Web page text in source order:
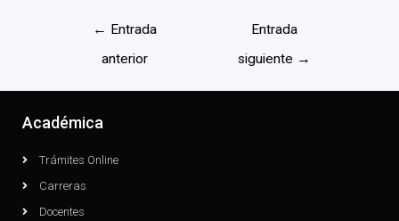
← Entrada
anterior
Entrada
siguiente →
Académica
Trámites Online
Carreras
Docentes